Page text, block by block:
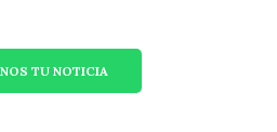
TU NOTICIA